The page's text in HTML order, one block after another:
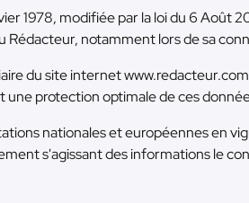
1978, modifiée par la loi du 6 Août
notamment lors de sa
du site internet
protection optimale de ces
nationales et européennes en
s'agissant des informations le